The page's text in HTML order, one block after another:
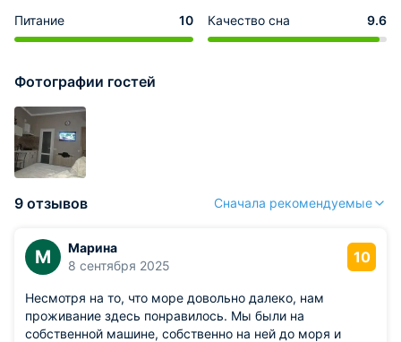
Питание 10 Качество сна 9.6
Фотографии гостей
9 отзывов Сначала рекомендуемые
М
Марина
8 сентября 2025
10
Несмотря на то, что море довольно далеко, нам
проживание здесь понравилось. Мы были на
собственной машине, собственно на ней до моря и